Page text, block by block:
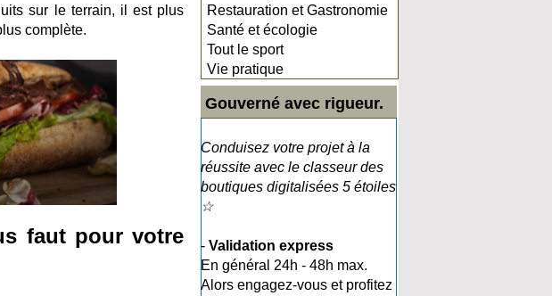
Restauration et Gastronomie
Santé et écologie
Tout le sport
Vie pratique
Gouverné avec rigueur.
Conduisez votre projet à la
réussite avec le classeur des
boutiques digitalisées 5 étoiles
☆
- Validation express
En général 24h - 48h max.
Alors engagez-vous et profitez
sur le terrain, il est plus
complète.
faut pour votre